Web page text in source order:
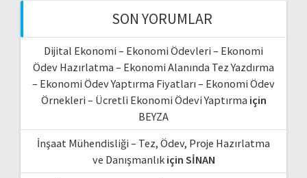
SON YORUMLAR
Dijital Ekonomi – Ekonomi Ödevleri – Ekonomi
Ödev Hazırlatma – Ekonomi Alanında Tez Yazdırma
– Ekonomi Ödev Yaptırma Fiyatları – Ekonomi Ödev
Örnekleri – Ücretli Ekonomi Ödevi Yaptırma için
BEYZA
İnşaat Mühendisliği – Tez, Ödev, Proje Hazırlatma
ve Danışmanlıkiçin SİNAN